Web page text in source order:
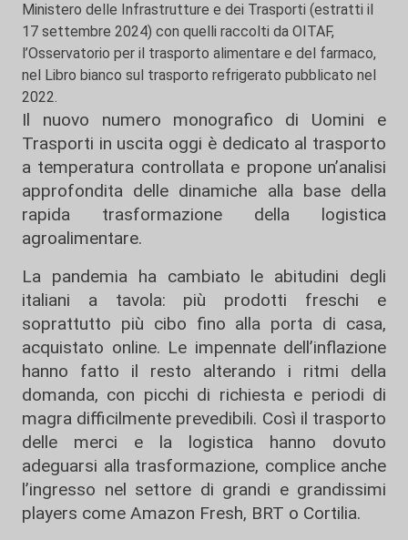
Ministero delle Infrastrutture e dei Trasporti (estratti il
17 settembre 2024) con quelli raccolti da OITAF,
l’Osservatorio per il trasporto alimentare e del farmaco,
nel Libro bianco sul trasporto refrigerato pubblicato nel
2022.
Il nuovo numero monografico di Uomini e
Trasporti in uscita oggi è dedicato al trasporto
a temperatura controllata e propone un’analisi
approfondita delle dinamiche alla base della
rapida trasformazione della logistica
agroalimentare.
La pandemia ha cambiato le abitudini degli
italiani a tavola: più prodotti freschi e
soprattutto più cibo fino alla porta di casa,
acquistato online. Le impennate dell’inflazione
hanno fatto il resto alterando i ritmi della
domanda, con picchi di richiesta e periodi di
magra difficilmente prevedibili. Così il trasporto
delle merci e la logistica hanno dovuto
adeguarsi alla trasformazione, complice anche
l’ingresso nel settore di grandi e grandissimi
players come Amazon Fresh, BRT o Cortilia.